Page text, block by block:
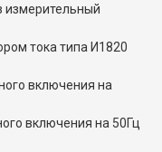
измерительный
тока типа И1820
включения на
включения на 50Гц